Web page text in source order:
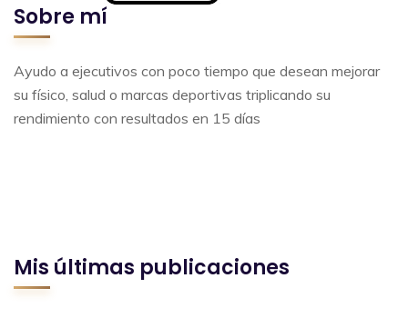
Sobre mí
Ayudo a ejecutivos con poco tiempo que desean mejorar
su físico, salud o marcas deportivas triplicando su
rendimiento con resultados en 15 días
Mis últimas publicaciones